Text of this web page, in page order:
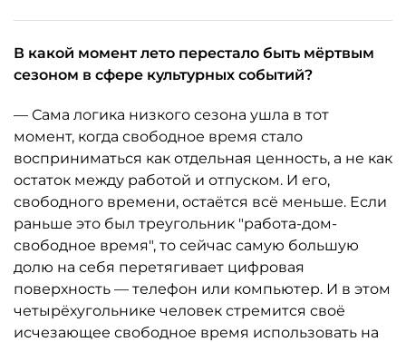
В какой момент лето перестало быть мёртвым
сезоном в сфере культурных событий?
— Сама логика низкого сезона ушла в тот
момент, когда свободное время стало
восприниматься как отдельная ценность, а не как
остаток между работой и отпуском. И его,
свободного времени, остаётся всё меньше. Если
раньше это был треугольник "работа-дом-
свободное время", то сейчас самую большую
долю на себя перетягивает цифровая
поверхность — телефон или компьютер. И в этом
четырёхугольнике человек стремится своё
исчезающее свободное время использовать на